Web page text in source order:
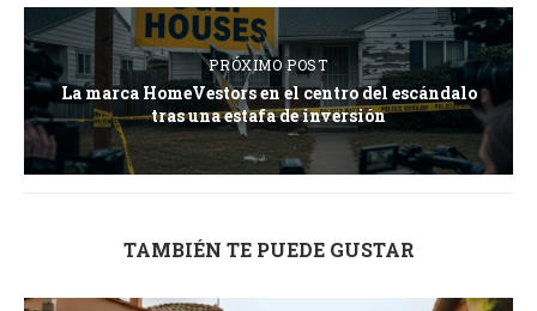
PRÓXIMO POST
La marca HomeVestors en el centro del escándalo
tras una estafa de inversión
TAMBIÉN TE PUEDE GUSTAR